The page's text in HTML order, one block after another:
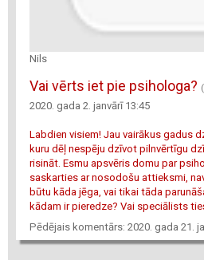
Nils
Vai vērts iet pie psihologa?
2020. gada 2. janvārī 13:45
Labdien visiem! Jau vairākus gadus
kuru dēļ nespēju dzīvot pilnvērtīgu
risināt. Esmu apsvēris domu par
saskarties ar nosodošu attieksmi,
būtu kāda jēga, vai tikai tāda
kādam ir pieredze? Vai speciālists
Pēdējais komentārs: 2020. gada 21.